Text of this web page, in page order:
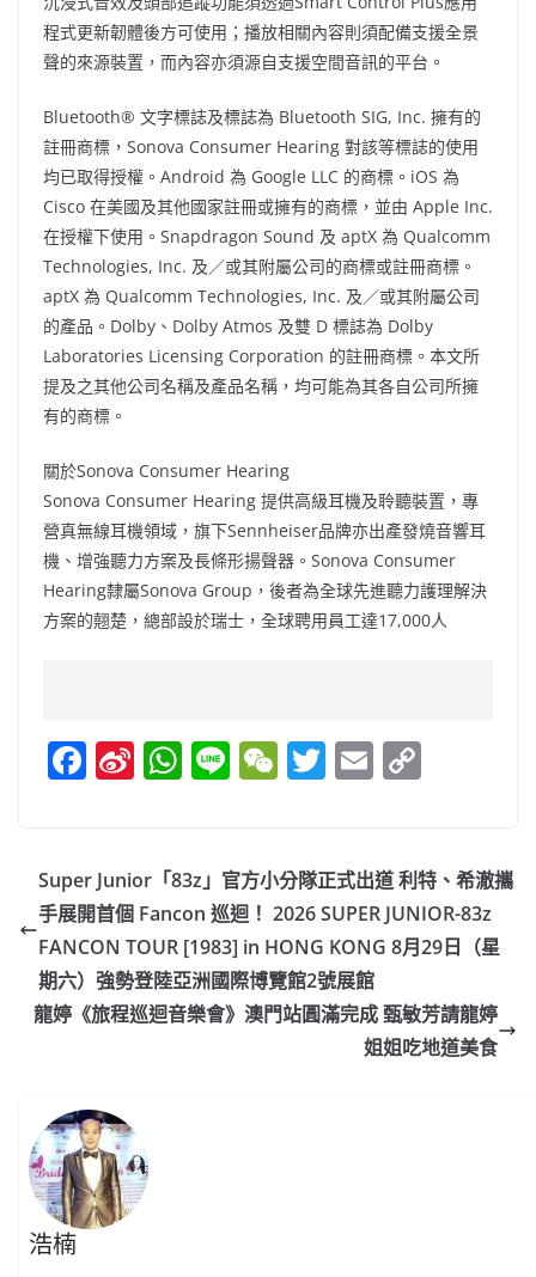
程式更新韌體後方可使用；播放相關內容則須配備支援全景
聲的來源裝置，而內容亦須源自支援空間音訊的平台。
Bluetooth® 文字標誌及標誌為 Bluetooth SIG, Inc. 擁有的
註冊商標，Sonova Consumer Hearing 對該等標誌的使用
均已取得授權。Android 為 Google LLC 的商標。iOS 為
Cisco 在美國及其他國家註冊或擁有的商標，並由 Apple Inc.
在授權下使用。Snapdragon Sound 及 aptX 為 Qualcomm
Technologies, Inc. 及／或其附屬公司的商標或註冊商標。
aptX 為 Qualcomm Technologies, Inc. 及／或其附屬公司
的產品。Dolby、Dolby Atmos 及雙 D 標誌為 Dolby
Laboratories Licensing Corporation 的註冊商標。本文所
提及之其他公司名稱及產品名稱，均可能為其各自公司所擁
有的商標。
關於Sonova Consumer Hearing
Sonova Consumer Hearing 提供高級耳機及聆聽裝置，專
營真無線耳機領域，旗下Sennheiser品牌亦出產發燒音響耳
機、增強聽力方案及長條形揚聲器。Sonova Consumer
Hearing隸屬Sonova Group，後者為全球先進聽力護理解決
方案的翹楚，總部設於瑞士，全球聘用員工達17,000人
F
e
b
o
o
k
Si
W
ei
b
o
W
s
A
p
p
Li W
h
at
T
er
E
l y
Li
n
k
Super Junior「83z」官方小分隊正式出道 利特、希澈攜
手展開首個 Fancon 巡迴！ 2026 SUPER JUNIOR-83z
FANCON TOUR [1983] in HONG KONG 8月29日（星
期六）強勢登陸亞洲國際博覽館2號展館
龍婷《旅程巡迴音樂會》澳門站圓滿完成 甄敏芳請龍婷
姐姐吃地道美食
浩楠